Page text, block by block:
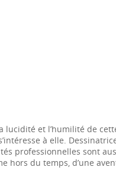
lucidité et l’humilité de
à elle.
professionnelles sont
hors du temps, d’une